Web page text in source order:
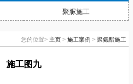
聚脲施工
您的位置> 主页 >施工案例 >聚氨酯施工
施工图九